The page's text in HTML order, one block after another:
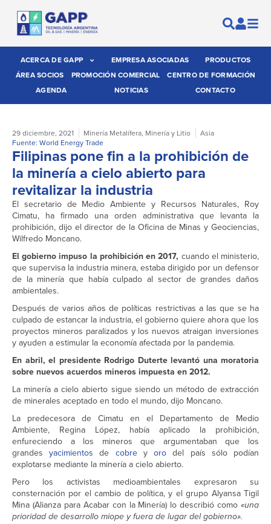
ACERCA DE GAPP EMPRESA ASOCIADAS
PRODUCTOS
ÁREA SOCIOS
PROMOCIÓN COMERCIAL
CENTRO DE FORMACIÓN
AGENDA
NOTICIAS CONTACTO
29 diciembre, 2021 Minería Metalífera, Minería y Litio
Asia
Fuente: World Energy Trade
Filipinas pone fin a la prohibición de
la minería a cielo abierto para
revitalizar la industria
El secretario de Medio Ambiente y Recursos Naturales, Roy
Cimatu, ha firmado una orden administrativa que levanta la
prohibición, dijo el director de la Oficina de Minas y Geociencias,
Wilfredo Moncano.
El gobierno impuso la prohibición en 2017, cuando el ministerio,
que supervisa la industria minera, estaba dirigido por un defensor
de la minería que había culpado al sector de grandes daños
ambientales.
Después de varios años de políticas restrictivas a las que se ha
culpado de estancar la industria, el gobierno quiere ahora que los
proyectos mineros paralizados y los nuevos atraigan inversiones
y ayuden a estimular la economía afectada por la pandemia.
En abril, el presidente Rodrigo Duterte levantó una moratoria
sobre nuevos acuerdos mineros impuesta en 2012.
La minería a cielo abierto sigue siendo un método de extracción
de minerales aceptado en todo el mundo, dijo Moncano.
La predecesora de Cimatu en el Departamento de Medio
Ambiente, Regina López, había aplicado la prohibición,
enfureciendo a los mineros que argumentaban que los
grandesyacimientos de cobreyoro del país sólo podían
explotarse mediante la minería a cielo abierto.
Pero los activistas medioambientales expresaron su
consternación por el cambio de política, y el grupo Alyansa Tigil
Mina (Alianza para Acabar con la Minería) lo describió como «una
prioridad de desarrollo miope y fuera de lugar del gobierno».